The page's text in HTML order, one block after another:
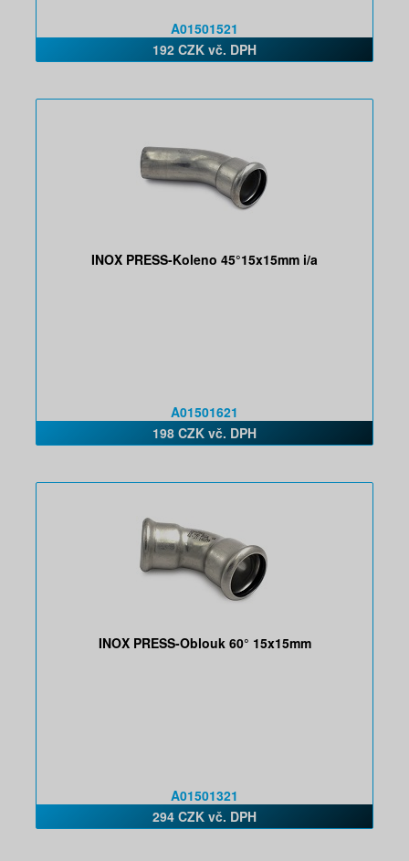
A01501521
192 CZK vč. DPH
INOX PRESS-Koleno 45°15x15mm i/a
A01501621
198 CZK vč. DPH
INOX PRESS-Oblouk 60° 15x15mm
A01501321
294 CZK vč. DPH